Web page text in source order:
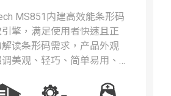
MS851内建高效能条形码
擎，满足使用者快速且正
读条形码需求，产品外观
美观、轻巧、简单易用、
与工业环境的应用。